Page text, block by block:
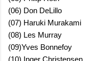
(06) Don DeLillo
(07) Haruki Murakami
(08) Les Murray
(09)Yves Bonnefoy
(10) Inger Christensen